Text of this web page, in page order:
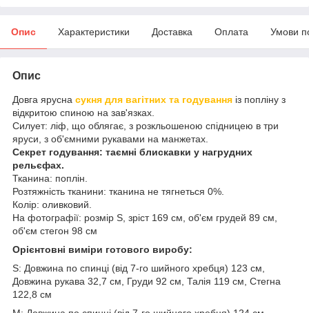
Опис Характеристики Доставка Оплата Умови
Опис
Довга ярусна сукня для вагітних та годування із попліну з
відкритою спиною на зав'язках.
Силует: ліф, що облягає, з розкльошеною спідницею в три
яруси, з об'ємними рукавами на манжетах.
Секрет годування: таємні блискавки у нагрудних
рельєфах.
Тканина: поплін.
Розтяжність тканини: тканина не тягнеться 0%.
Колір: оливковий.
На фотографії: розмір S, зріст 169 см, об'єм грудей 89 см,
об'єм стегон 98 см
Орієнтовні виміри готового виробу:
S: Довжина по спинці (від 7-го шийного хребця) 123 см,
Довжина рукава 32,7 см, Груди 92 см, Талія 119 см, Стегна
122,8 см